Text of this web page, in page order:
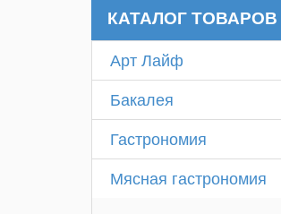
КАТАЛОГ ТОВАРОВ
Арт Лайф
Бакалея
Гастрономия
Мясная гастрономия